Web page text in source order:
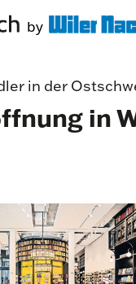
in der
in